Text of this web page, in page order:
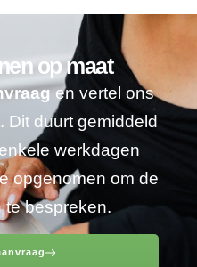
op maat
en vertel ons
Dit duurt gemiddeld
werkdagen
opgenomen om de
te bespreken.